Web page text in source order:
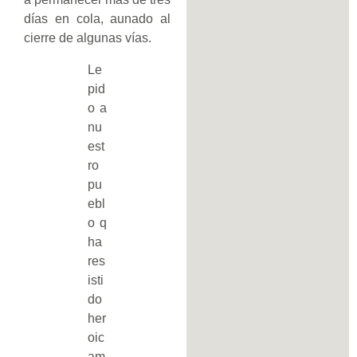
días en cola, aunado al
cierre de algunas vías.
Le
pid
o a
nu
est
ro
pu
ebl
o q
ha
res
isti
do
her
oic